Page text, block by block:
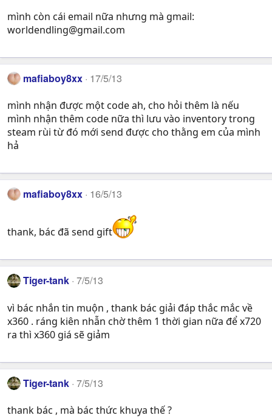
mình còn cái email nữa nhưng mà gmail:
worldendling@gmail.com
mafiaboy8xx 17/5/13
mình nhận được một code ah, cho hỏi thêm là nếu
mình nhận thêm code nữa thì lưu vào inventory trong
steam rùi từ đó mới send được cho thằng em của mình
hả
mafiaboy8xx 16/5/13
thank, bác đã send gift
Tiger-tank 7/5/13
vì bác nhắn tin muộn , thank bác giải đáp thắc mắc về
x360 . ráng kiên nhẫn chờ thêm 1 thời gian nữa để x720
ra thì x360 giá sẽ giảm
Tiger-tank 7/5/13
thank bác , mà bác thức khuya thế ?